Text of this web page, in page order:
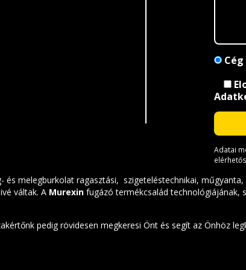
Cég
Adatai
melegburkolat ragasztási, szigeteléstechnikai,
váltak. A Murexin fugázó termékcsalád technológiájának,
pedig rövidesen megkeresi Önt és segít az Önhöz